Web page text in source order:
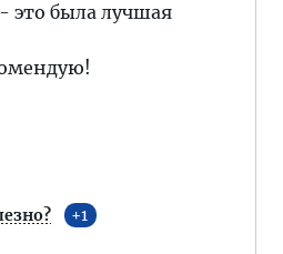
это была лучшая
1